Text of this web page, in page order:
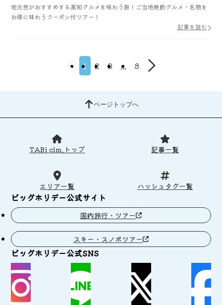
地元民がおすすめする高知グルメを味わう旅！ご当地晩酌グルメ・名物を
お得に味わうクーポン付ツアー！
記事を読む
1 2 3 ... 8
ページトップへ
TABi clm.トップ 記事一覧
エリア一覧 ハッシュタグ一覧
ビッグホリデー公式サイト
国内旅行・ツアー
スキー・スノボツアー
ビッグホリデー公式SNS